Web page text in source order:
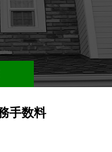
手数料